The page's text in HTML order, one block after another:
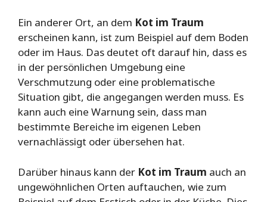
Ein anderer Ort, an dem Kot im Traum
erscheinen kann, ist zum Beispiel auf dem Boden
oder im Haus. Das deutet oft darauf hin, dass es
in der persönlichen Umgebung eine
Verschmutzung oder eine problematische
Situation gibt, die angegangen werden muss. Es
kann auch eine Warnung sein, dass man
bestimmte Bereiche im eigenen Leben
vernachlässigt oder übersehen hat.
Darüber hinaus kann der Kot im Traum auch an
ungewöhnlichen Orten auftauchen, wie zum